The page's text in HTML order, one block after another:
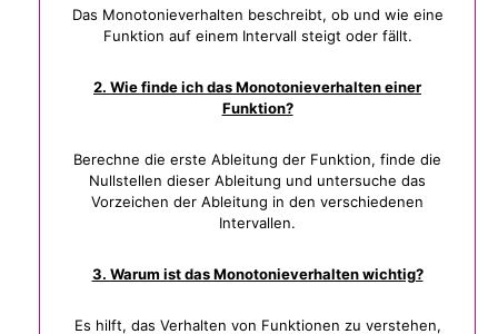
Das Monotonieverhalten beschreibt, ob und wie eine
Funktion auf einem Intervall steigt oder fällt.
2. Wie finde ich das Monotonieverhalten einer
Funktion?
Berechne die erste Ableitung der Funktion, finde die
Nullstellen dieser Ableitung und untersuche das
Vorzeichen der Ableitung in den verschiedenen
Intervallen.
3. Warum ist das Monotonieverhalten wichtig?
Es hilft, das Verhalten von Funktionen zu verstehen,